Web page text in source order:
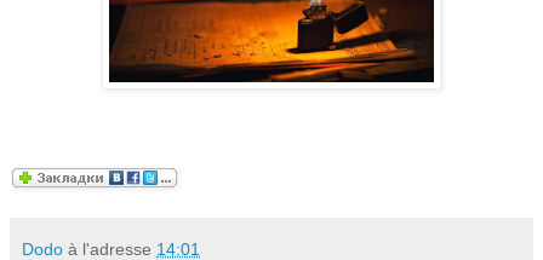
Dodo à l'adresse 14:01